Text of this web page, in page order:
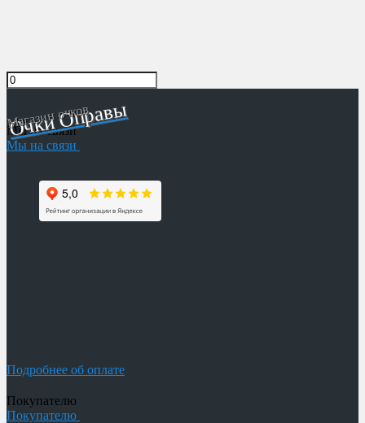
Очки Оправы
Магазин очков
Мы на связи
Мы на связи
Подробнее об оплате
Покупателю
Покупателю